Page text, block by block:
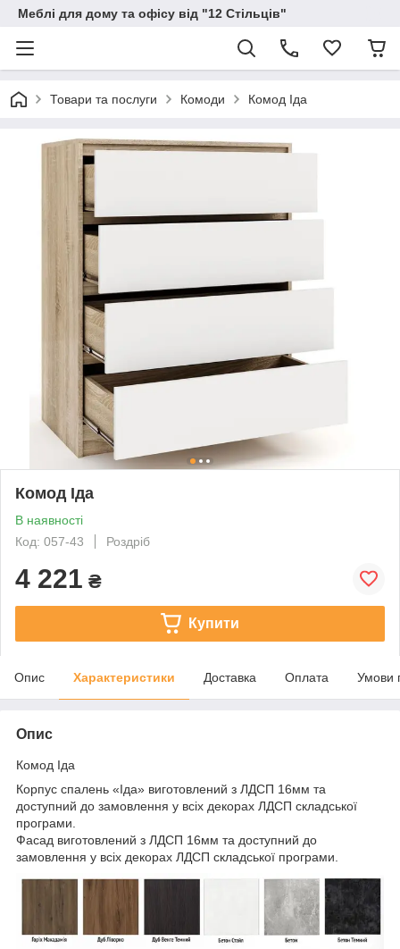
Меблі для дому та офісу від "12 Стільців"
Товари та послуги Комоди Комод Іда
Комод Іда
В наявності
Код: 057-43
Роздріб
4 221 ₴
Купити
Опис Характеристики Доставка Оплата Умови
Опис
Комод Іда
Корпус спалень «Іда» виготовлений з ЛДСП 16мм та
доступний до замовлення у всіх декорах ЛДСП складської
програми.
Фасад виготовлений з ЛДСП 16мм та доступний до
замовлення у всіх декорах ЛДСП складської програми.